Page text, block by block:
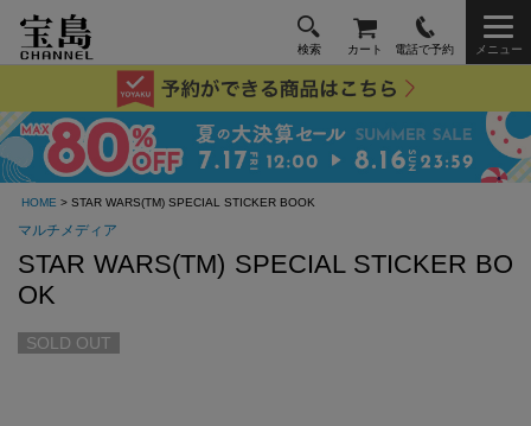
検索 カート 電話で予約 メニュー
HOME > STAR WARS(TM) SPECIAL STICKER BOOK
マルチメディア
STAR WARS(TM) SPECIAL STICKER BO
OK
SOLD OUT